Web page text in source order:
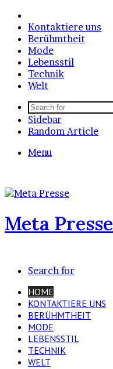
Kontaktiere uns
Berühmtheit
Mode
Lebensstil
Technik
Welt
Sidebar
Random Article
Menu
Meta Presse
Search for
HOME
KONTAKTIERE UNS
BERÜHMTHEIT
MODE
LEBENSSTIL
TECHNIK
WELT